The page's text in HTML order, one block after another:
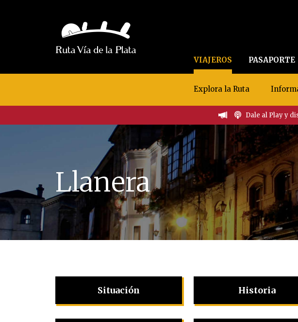
VIAJEROS PASAPORTE
Explora la Ruta
Dale al Play y
Llanera
Situación Historia